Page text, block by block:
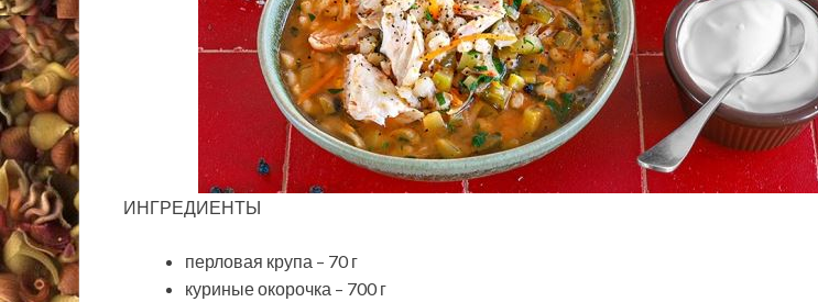
ИНГРЕДИЕНТЫ
перловая крупа – 70 г
куриные окорочка – 700 г